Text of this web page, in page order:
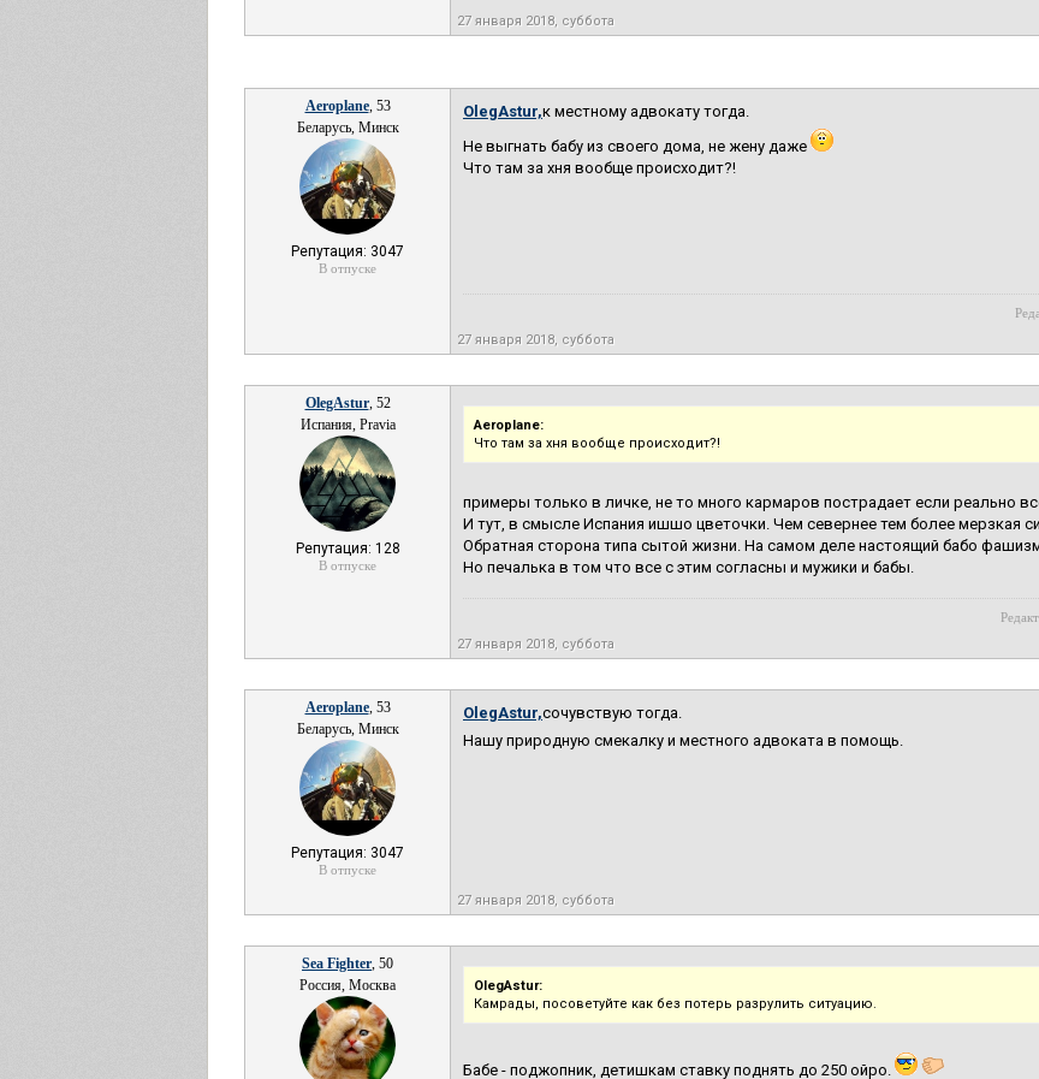
27 января 2018, суббота
Aeroplane, 53
Беларусь, Минск
Репутация: 3047
В отпуске
OlegAstur,к местному адвокату тогда.
Не выгнать бабу из своего дома, не жену даже
Что там за хня вообще происходит?!
27 января 2018, суббота
OlegAstur, 52
Испания, Pravia
Репутация: 128
В отпуске
Aeroplane:
Что там за хня вообще происходит?!
примеры только в личке, не то много кармаров пострадает если реально
И тут, в смысле Испания ишшо цветочки. Чем севернее тем более мерзкая
Обратная сторона типа сытой жизни. На самом деле настоящий бабо
Но печалька в том что все с этим согласны и мужики и бабы.
27 января 2018, суббота
Aeroplane, 53
Беларусь, Минск
Репутация: 3047
В отпуске
OlegAstur,сочувствую тогда.
Нашу природную смекалку и местного адвоката в помощь.
27 января 2018, суббота
Sea Fighter, 50
Россия, Москва
OlegAstur:
Камрады, посоветуйте как без потерь разрулить ситуацию.
Бабе - поджопник, детишкам ставку поднять до 250 ойро.